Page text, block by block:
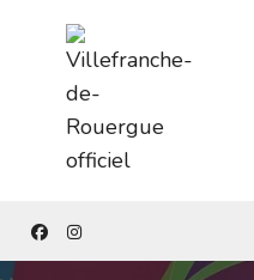
content
for: